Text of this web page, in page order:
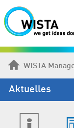
WISTA
Aktuelles